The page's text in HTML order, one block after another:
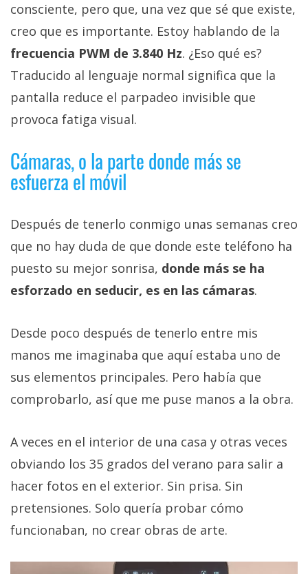
consciente, pero que, una vez que sé que existe,
creo que es importante. Estoy hablando de la
frecuencia PWM de 3.840 Hz. ¿Eso qué es?
Traducido al lenguaje normal significa que la
pantalla reduce el parpadeo invisible que
provoca fatiga visual.
Cámaras, o la parte donde más se
esfuerza el móvil
Después de tenerlo conmigo unas semanas creo
que no hay duda de que donde este teléfono ha
puesto su mejor sonrisa, donde más se ha
esforzado en seducir, es en las cámaras.
Desde poco después de tenerlo entre mis
manos me imaginaba que aquí estaba uno de
sus elementos principales. Pero había que
comprobarlo, así que me puse manos a la obra.
A veces en el interior de una casa y otras veces
obviando los 35 grados del verano para salir a
hacer fotos en el exterior. Sin prisa. Sin
pretensiones. Solo quería probar cómo
funcionaban, no crear obras de arte.